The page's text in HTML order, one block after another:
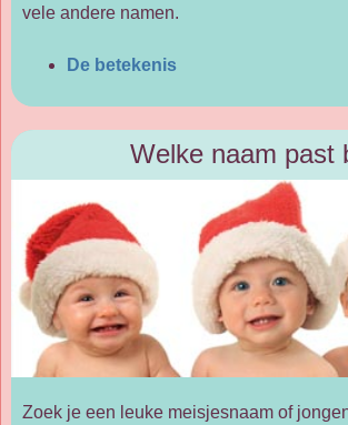
vele andere namen.
De betekenis
Welke naam past
Zoek je een leuke meisjesnaam of